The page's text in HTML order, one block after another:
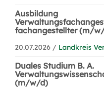
Ausbildung
fachangestellter (m/
20.07.2026 / Landkreis
Duales Studium B. A.
(m/w/d)